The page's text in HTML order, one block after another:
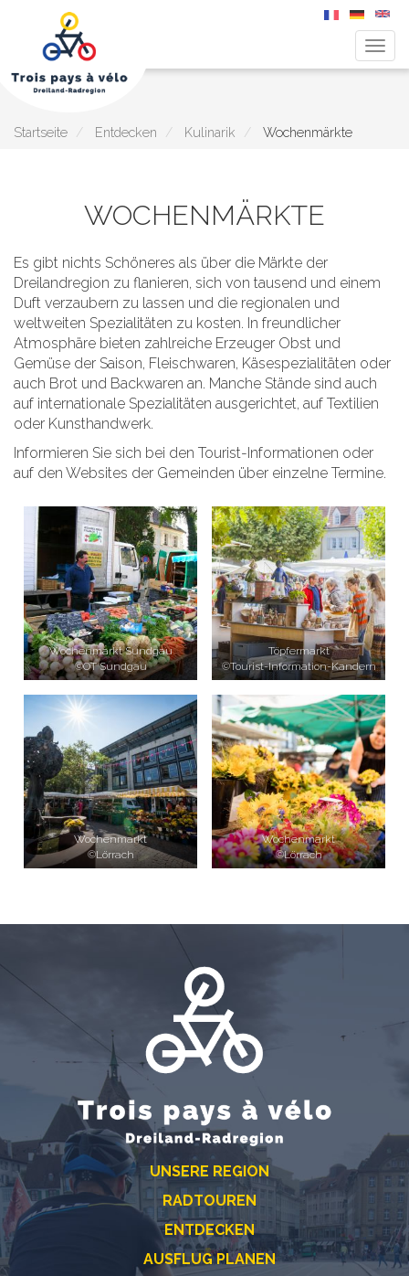
Direkt
Startseite Entdecken Kulinarik Wochenmärkte
WOCHENMÄRKTE
Es gibt nichts Schöneres als über die Märkte der
Dreilandregion zu flanieren, sich von tausend und einem
Duft verzaubern zu lassen und die regionalen und
weltweiten Spezialitäten zu kosten. In freundlicher
Atmosphäre bieten zahlreiche Erzeuger Obst und
Gemüse der Saison, Fleischwaren, Käsespezialitäten oder
auch Brot und Backwaren an. Manche Stände sind auch
auf internationale Spezialitäten ausgerichtet, auf Textilien
oder Kunsthandwerk.
Informieren Sie sich bei den Tourist-Informationen oder
auf den Websites der Gemeinden über einzelne Termine.
Wochenmarkt Sundgau
©OT Sundgau
Töpfermarkt
©Tourist-Information-Kandern
Wochenmarkt
©Lörrach
Wochenmarkt
©Lörrach
UNSERE REGION
RADTOUREN
ENTDECKEN
AUSFLUG PLANEN